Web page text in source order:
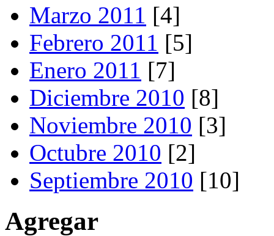
Marzo 2011 [4]
Febrero 2011 [5]
Enero 2011 [7]
Diciembre 2010 [8]
Noviembre 2010 [3]
Octubre 2010 [2]
Septiembre 2010 [10]
Agregar